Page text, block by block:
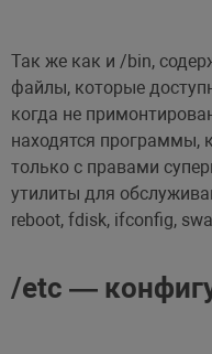
Так же как и /bin,
файлы, которые
когда не
находятся программы,
только с правами
утилиты для
reboot, fdisk, ifconfig,
/etc —